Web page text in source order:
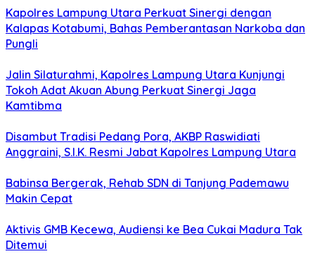
Kapolres Lampung Utara Perkuat Sinergi dengan
Kalapas Kotabumi, Bahas Pemberantasan Narkoba dan
Pungli
Jalin Silaturahmi, Kapolres Lampung Utara Kunjungi
Tokoh Adat Akuan Abung Perkuat Sinergi Jaga
Kamtibma
Disambut Tradisi Pedang Pora, AKBP Raswidiati
Anggraini, S.I.K. Resmi Jabat Kapolres Lampung Utara
Babinsa Bergerak, Rehab SDN di Tanjung Pademawu
Makin Cepat
Aktivis GMB Kecewa, Audiensi ke Bea Cukai Madura Tak
Ditemui